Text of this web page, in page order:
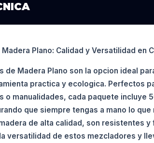
Plano: Calidad y Versatilidad en
de Madera Plano son la opcion ideal
practica y ecologica. Perfectos
o manualidades, cada paquete incluye
que siempre tengas a mano lo que
de alta calidad, son resistentes y
la versatilidad de estos mezcladores y